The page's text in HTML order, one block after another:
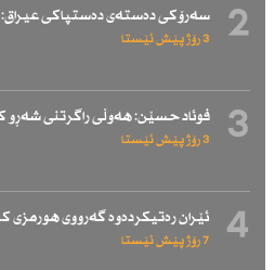
2 سەرۆكی دەستەی دەستپاكی
3 رۆژ پێش ئێستا
3 فوئاد حسێن: هەوڵی راگرتنی شەڕو
3 رۆژ پێش ئێستا
4 ئێران رەتیكردەوە گەرووی هورمزی
7 رۆژ پێش ئێستا